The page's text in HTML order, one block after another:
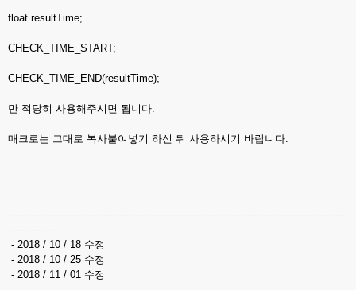
float resultTime;
CHECK_TIME_START;
CHECK_TIME_END(resultTime);
만 적당히 사용해주시면 됩니다.
매크로는 그대로 복사붙여넣기 하신 뒤 사용하시기 바랍니다.
-----------------------------------------------------------------------------------------------------------
---------------
- 2018 / 10 / 18 수정
- 2018 / 10 / 25 수정
- 2018 / 11 / 01 수정